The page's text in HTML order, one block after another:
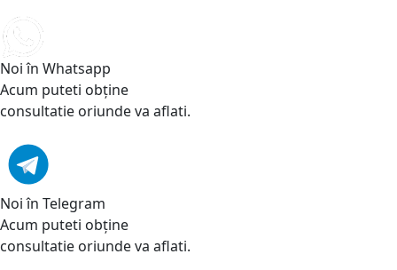
Noi în Whatsapp
Acum puteti obține
consultatie oriunde va aflati.
Noi în Telegram
Acum puteti obține
consultatie oriunde va aflati.